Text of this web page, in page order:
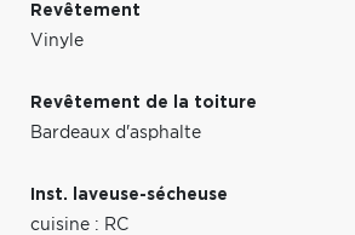
Revêtement
Vinyle
Revêtement de la toiture
Bardeaux d'asphalte
Inst. laveuse-sécheuse
cuisine : RC